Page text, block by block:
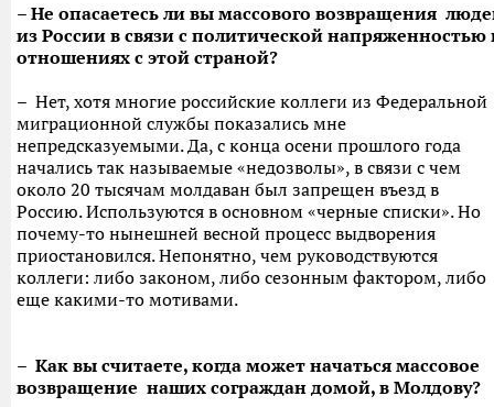
– Не опасаетесь ли вы массового возвращения
из России в связи с политической напряженностью
отношениях с этой страной?
– Нет, хотя многие российские коллеги из Федеральной
миграционной службы показались мне
непредсказуемыми. Да, с конца осени прошлого года
начались так называемые «недозволы», в связи с чем
около 20 тысячам молдаван был запрещен въезд в
Россию. Используются в основном «черные списки». Но
почему-то нынешней весной процесс выдворения
приостановился. Непонятно, чем руководствуются
коллеги: либо законом, либо сезонным фактором, либо
еще какими-то мотивами.
– Как вы считаете, когда может начаться массовое
возвращение наших сограждан домой, в Молдову?